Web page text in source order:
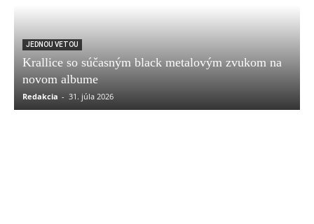
JEDNOU VETOU
Krallice so súčasným black metalovým zvukom na
novom albume
Redakcia - 31. júla 2026